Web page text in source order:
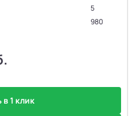
5
980
в 1 клик